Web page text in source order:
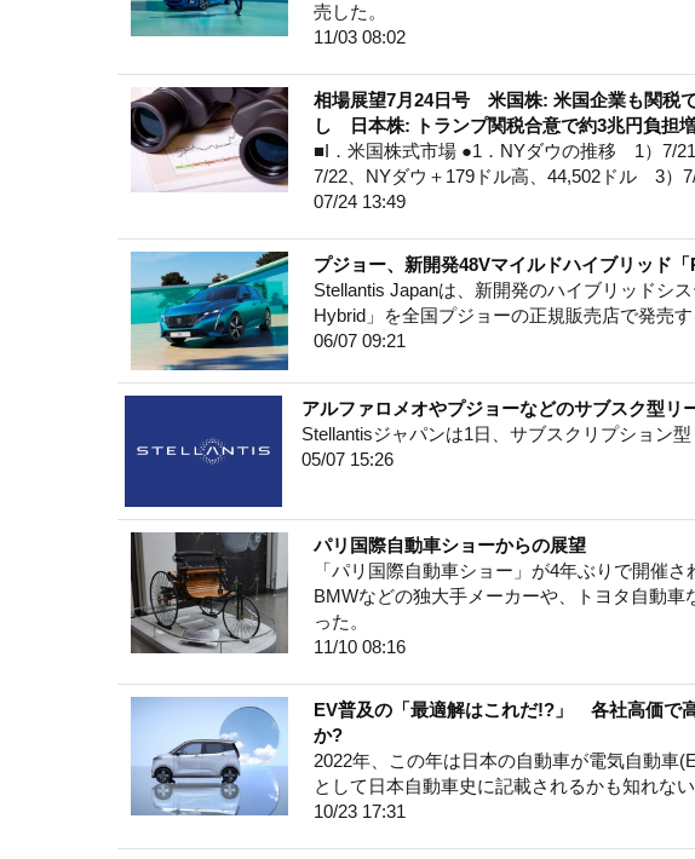
売した。
11/03 08:02
相場展望7月24日号 米国株: 米国企業も関税
し 日本株: トランプ関税合意で約3兆円負担
■I．米国株式市場 ●1．NYダウの推移 1）7/
7/22、NYダウ＋179ドル高、44,502ドル 3）
07/24 13:49
プジョー、新開発48Vマイルドハイブリッド
Stellantis Japanは、新開発のハイブリッドシ
Hybrid」を全国プジョーの正規販売店で発売す
06/07 09:21
アルファロメオやプジョーなどのサブスク型リ
Stellantisジャパンは1日、サブスクリプション
05/07 15:26
パリ国際自動車ショーからの展望
「パリ国際自動車ショー」が4年ぶりで開催
BMWなどの独大手メーカーや、トヨタ自動
った。
11/10 08:16
EV普及の「最適解はこれだ!?」 各社高価で
か?
2022年、この年は日本の自動車が電気自動車
として日本自動車史に記載されるかも知れない
10/23 17:31